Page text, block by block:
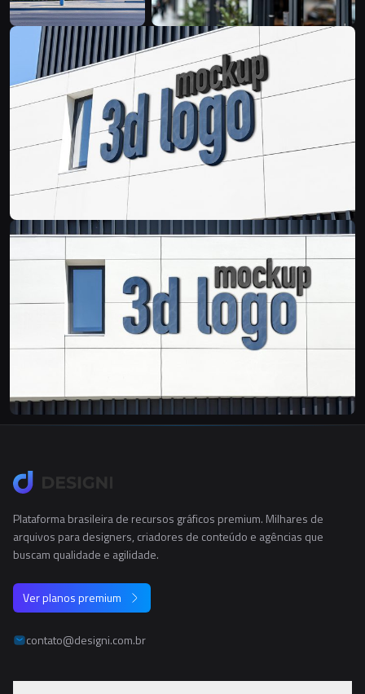
Plataforma brasileira de recursos gráficos premium. Milhares de
arquivos para designers, criadores de conteúdo e agências que
buscam qualidade e agilidade.
Ver planos premium
contato@designi.com.br